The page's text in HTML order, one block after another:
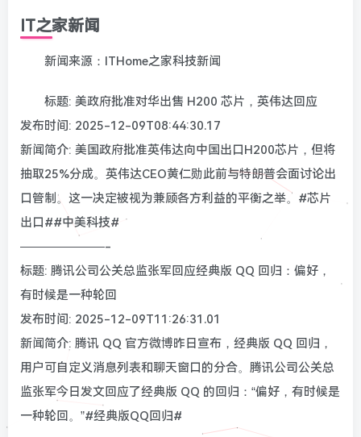
IT之家新闻
新闻来源：ITHome之家科技新闻
标题: 美政府批准对华出售 H200 芯片，英伟达回应
发布时间: 2025-12-09T08:44:30.17
新闻简介: 美国政府批准英伟达向中国出口H200芯片，但将
抽取25%分成。英伟达CEO黄仁勋此前与特朗普会面讨论出
口管制。这一决定被视为兼顾各方利益的平衡之举。#芯片
出口##中美科技#
———————-
标题: 腾讯公司公关总监张军回应经典版 QQ 回归：偏好，
有时候是一种轮回
发布时间: 2025-12-09T11:26:31.01
新闻简介: 腾讯 QQ 官方微博昨日宣布，经典版 QQ 回归，
用户可自定义消息列表和聊天窗口的分合。腾讯公司公关总
监张军今日发文回应了经典版 QQ 的回归：“偏好，有时候是
一种轮回。”#经典版QQ回归#